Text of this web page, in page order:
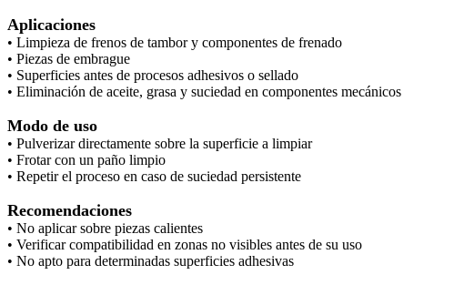
Aplicaciones
• Limpieza de frenos de tambor y componentes de frenado
• Piezas de embrague
• Superficies antes de procesos adhesivos o sellado
• Eliminación de aceite, grasa y suciedad en componentes mecánicos
Modo de uso
• Pulverizar directamente sobre la superficie a limpiar
• Frotar con un paño limpio
• Repetir el proceso en caso de suciedad persistente
Recomendaciones
• No aplicar sobre piezas calientes
• Verificar compatibilidad en zonas no visibles antes de su uso
• No apto para determinadas superficies adhesivas